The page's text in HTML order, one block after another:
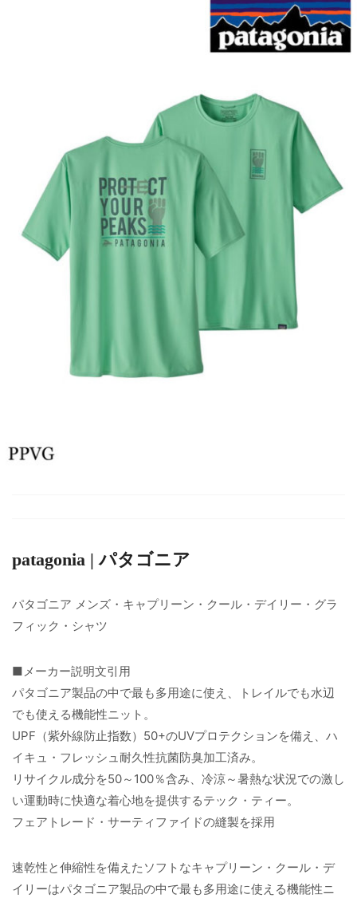
patagonia | パタゴニア
パタゴニア メンズ・キャプリーン・クール・デイリー・グラ
フィック・シャツ
■メーカー説明文引用
パタゴニア製品の中で最も多用途に使え、トレイルでも水辺
でも使える機能性ニット。
UPF（紫外線防止指数）50+のUVプロテクションを備え、ハ
イキュ・フレッシュ耐久性抗菌防臭加工済み。
リサイクル成分を50～100％含み、冷涼～暑熱な状況での激し
い運動時に快適な着心地を提供するテック・ティー。
フェアトレード・サーティファイドの縫製を採用
速乾性と伸縮性を備えたソフトなキャプリーン・クール・デ
イリーはパタゴニア製品の中で最も多用途に使える機能性ニ